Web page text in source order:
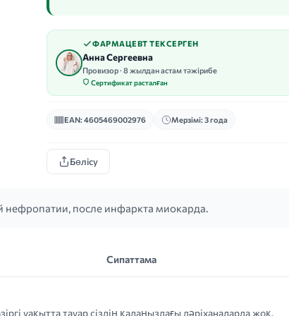
ФАРМАЦЕВТ ТЕКСЕРГЕН
Анна Сергеевна
Провизор · 8 жылдан астам тәжірибе
Сертификат расталған
EAN: 4605469002976 Мерзімі: 3 года
Бөлісу
нефропатии, после инфаркта миокарда.
Сипаттама
уақытта тауар сіздің қалаңыздағы дәріханаларда жоқ.